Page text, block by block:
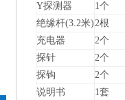
Y探测器
1个
绝缘杆(3.2米)2根
充电器
2个
探针
2个
探钩
2个
说明书
1套